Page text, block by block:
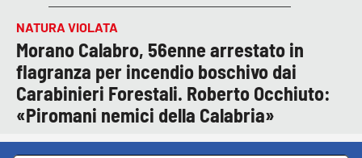
NATURA VIOLATA
Morano Calabro, 56enne arrestato in
flagranza per incendio boschivo dai
Carabinieri Forestali. Roberto Occhiuto:
«Piromani nemici della Calabria»